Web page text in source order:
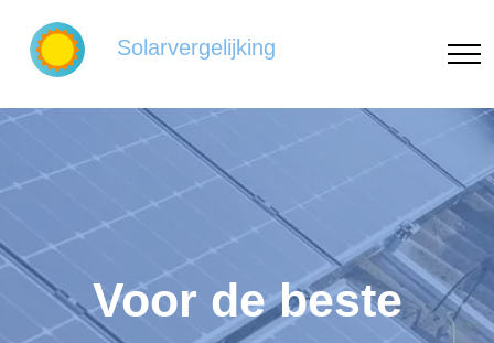
Solarvergelijking
Voor de beste